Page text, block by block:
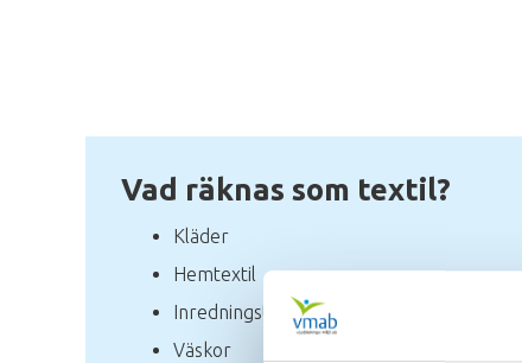
Vad räknas som textil?
Kläder
Hemtextil
Inredningstextil
Väskor